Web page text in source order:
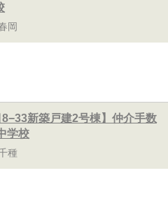
岡
8−33新築戸建2号棟】仲介手数
学校
種